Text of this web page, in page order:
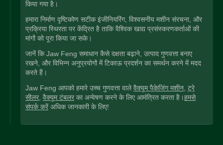
किया गया है।
हमारा निर्माण दृष्टिकोण सटीक इंजीनियरिंग, विश्वसनीय मशीन संरचना, और
प्रक्रिया स्थिरता पर केंद्रित है ताकि वैश्विक खाद्य प्रसंस्करणकर्ताओं की
मांगों को पूरा किया जा सके।
जानें कि Jaw Feng समाधान कैसे दक्षता बढ़ाने, उत्पाद गुणवत्ता बनाए
रखने, और विभिन्न अनुप्रयोगों में टिकाऊ प्रदर्शन का समर्थन करने में मदद
करते हैं।
Jaw Feng आपको हमारे उच्च गुणवत्ता वाले वैक्यूम पैकेजिंग मशीन, ट्रे
सीलर, वैक्यूम टंबलर का अन्वेषण करने के लिए आमंत्रित करता है। हमसे
संपर्क करें अधिक जानकारी के लिए!